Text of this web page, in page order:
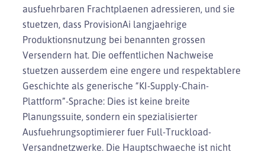
ausfuehrbaren Frachtplaenen adressieren, und sie
stuetzen, dass ProvisionAi langjaehrige
Produktionsnutzung bei benannten grossen
Versendern hat. Die oeffentlichen Nachweise
stuetzen ausserdem eine engere und respektablere
Geschichte als generische “KI-Supply-Chain-
Plattform”-Sprache: Dies ist keine breite
Planungssuite, sondern ein spezialisierter
Ausfuehrungsoptimierer fuer Full-Truckload-
Versandnetzwerke. Die Hauptschwaeche ist nicht